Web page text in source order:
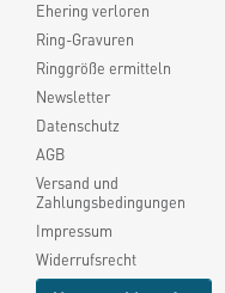
Ehering verloren
Ring-Gravuren
Ringgröße ermitteln
Newsletter
Datenschutz
AGB
Versand und
Zahlungsbedingungen
Impressum
Widerrufsrecht